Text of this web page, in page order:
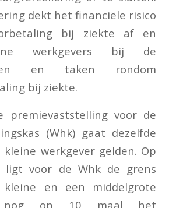
dekt het financiële risico
bij ziekte af en
werkgevers bij de
en taken rondom
bij ziekte.
premievaststelling voor de
(Whk) gaat dezelfde
werkgever gelden. Op
ligt voor de Whk de grens
en een middelgrote
nog op 10 maal het